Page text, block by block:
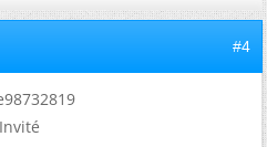
#4
Invité